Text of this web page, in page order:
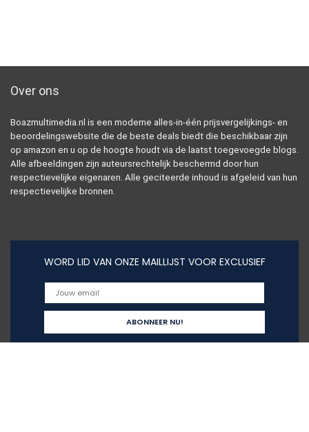
Over ons
Boazmultimedia.nl is een moderne alles-in-één prijsvergelijkings- en
beoordelingswebsite die de beste deals biedt die beschikbaar zijn
op amazon en u op de hoogte houdt via de laatst toegevoegde blogs.
Alle afbeeldingen zijn auteursrechtelijk beschermd door hun
respectievelijke eigenaren. Alle geciteerde inhoud is afgeleid van hun
respectievelijke bronnen.
WORD LID VAN ONZE MAILLIJST VOOR EXCLUSIEF